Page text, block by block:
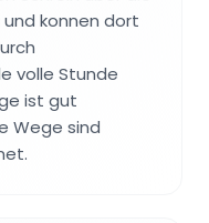
konnen dort
volle Stunde
ist gut
Wege sind